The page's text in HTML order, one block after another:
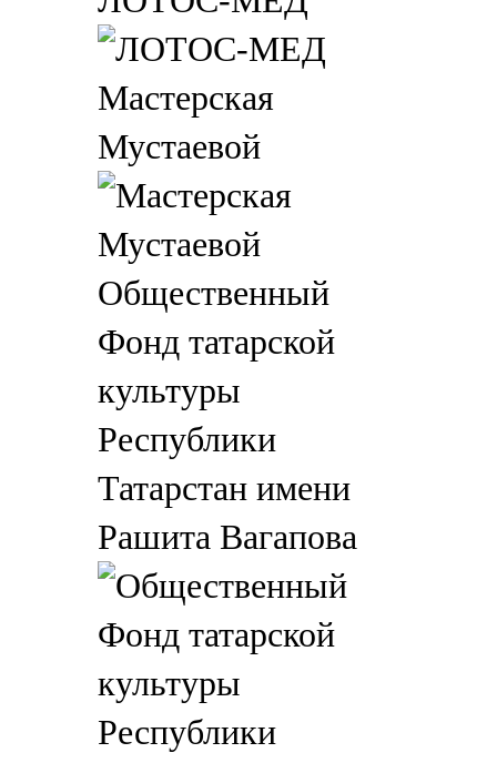
Мастерская
Мустаевой
Общественный
Фонд татарской
культуры
Республики
Татарстан имени
Рашита Вагапова